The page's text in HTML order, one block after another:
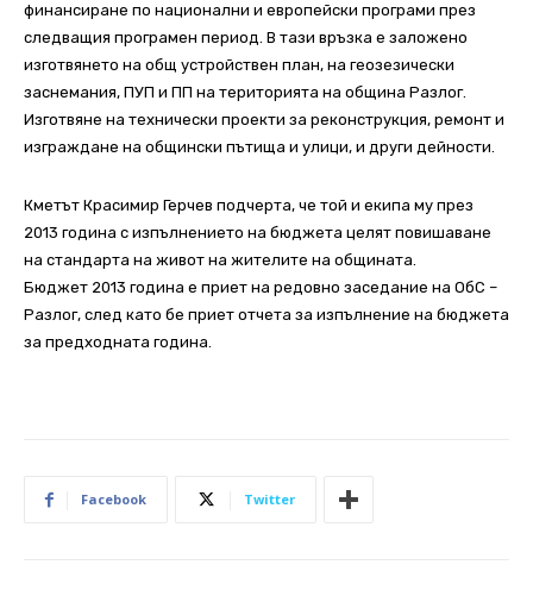
финансиране по национални и европейски програми през
следващия програмен период. В тази връзка е заложено
изготвянето на общ устройствен план, на геозезически
заснемания, ПУП и ПП на територията на община Разлог.
Изготвяне на технически проекти за реконструкция, ремонт и
изграждане на общински пътища и улици, и други дейности.
Кметът Красимир Герчев подчерта, че той и екипа му през
2013 година с изпълнението на бюджета целят повишаване
на стандарта на живот на жителите на общината.
Бюджет 2013 година е приет на редовно заседание на ОбС –
Разлог, след като бе приет отчета за изпълнение на бюджета
за предходната година.
Facebook Twitter